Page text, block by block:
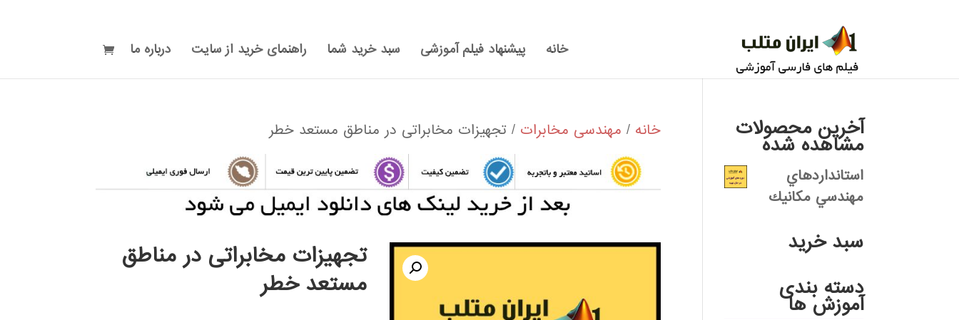
خانه پیشنهاد فیلم آموزشی سبد خرید شما راهنمای خرید از سایت درباره ما
خانه / مهندسی مخابرات / تجهیزات مخابراتی در مناطق مستعد خطر
تجهیزات مخابراتی در مناطق
مستعد خطر
آخرین محصولات
مشاهده شده
استانداردهاي
مهندسي مكانيك
سبد خرید
دسته بندی
آموزش ها